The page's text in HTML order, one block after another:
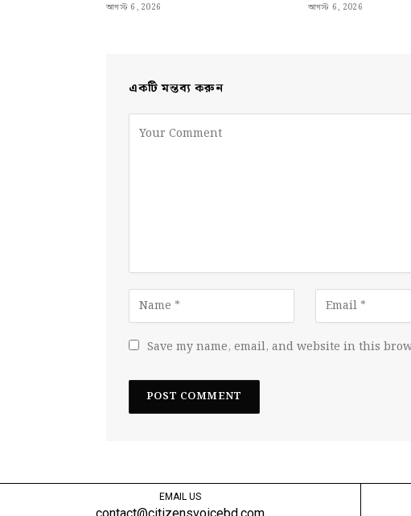
আগস্ট 6, 2026 আগস্ট 6, 2026
একটি মন্তব্য করুন
Save my name, email, and website in this
EMAIL US